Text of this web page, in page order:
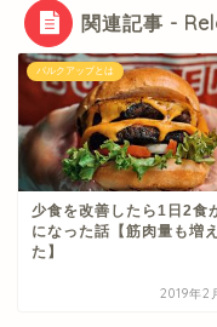
関連記事 -
バルクアップとは
少食を改善したら1日2食
になった話【筋肉量も増え
た】
2019年2